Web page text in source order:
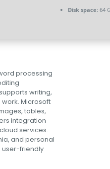
Disk space: 64
processing
writing,
Microsoft
tables,
integration
services.
and personal
user-friendly